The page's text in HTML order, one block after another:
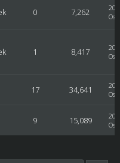
0 7,262
1 8,417
17 34,641
9 15,089